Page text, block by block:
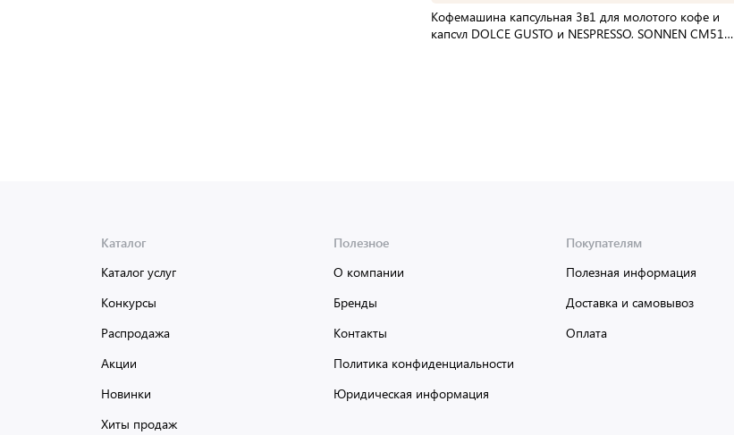
Кофемашина капсульная 3в1 для молотого кофе и
капсул DOLCE GUSTO и NESPRESSO, SONNEN CM510,
Каталог
Каталог услуг
Конкурсы
Распродажа
Акции
Новинки
Хиты продаж
Полезное
О компании
Бренды
Контакты
Политика конфиденциальности
Юридическая информация
Покупателям
Полезная информация
Доставка и самовывоз
Оплата